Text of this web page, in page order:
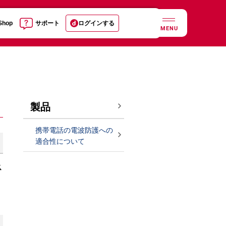
サポート ログインする
MENU
製品
携帯電話の電波防護への
適合性について